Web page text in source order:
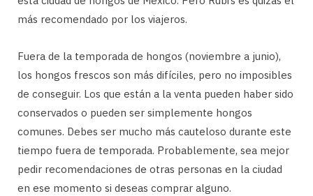
más recomendado por los viajeros.
Fuera de la temporada de hongos (noviembre a junio),
los hongos frescos son más difíciles, pero no imposibles
de conseguir. Los que están a la venta pueden haber sido
conservados o pueden ser simplemente hongos
comunes. Debes ser mucho más cauteloso durante este
tiempo fuera de temporada. Probablemente, sea mejor
pedir recomendaciones de otras personas en la ciudad
en ese momento si deseas comprar alguno.